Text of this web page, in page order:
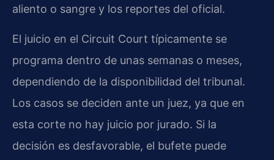
aliento o sangre y los reportes del oficial.
El juicio en el Circuit Court típicamente se
programa dentro de unas semanas o meses,
dependiendo de la disponibilidad del tribunal.
Los casos se deciden ante un juez, ya que en
esta corte no hay juicio por jurado. Si la
decisión es desfavorable, el bufete puede